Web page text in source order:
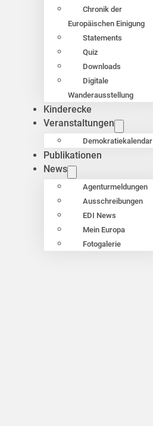
Chronik der
Europäischen Einigung
Statements
Quiz
Downloads
Digitale
Wanderausstellung
Kinderecke
Veranstaltungen
Demokratiekalendar
Publikationen
News
Agenturmeldungen
Ausschreibungen
EDI News
Mein Europa
Fotogalerie